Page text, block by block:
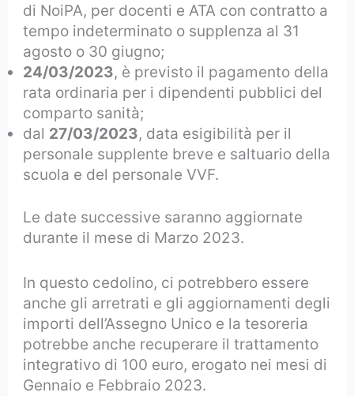
di NoiPA, per docenti e ATA con contratto a
tempo indeterminato o supplenza al 31
agosto o 30 giugno;
24/03/2023, è previsto il pagamento della
rata ordinaria per i dipendenti pubblici del
comparto sanità;
dal 27/03/2023, data esigibilità per il
personale supplente breve e saltuario della
scuola e del personale VVF.
Le date successive saranno aggiornate
durante il mese di Marzo 2023.
In questo cedolino, ci potrebbero essere
anche gli arretrati e gli aggiornamenti degli
importi dell’Assegno Unico e la tesoreria
potrebbe anche recuperare il trattamento
integrativo di 100 euro, erogato nei mesi di
Gennaio e Febbraio 2023.